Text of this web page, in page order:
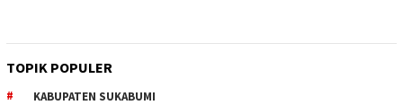
TOPIK POPULER
KABUPATEN SUKABUMI